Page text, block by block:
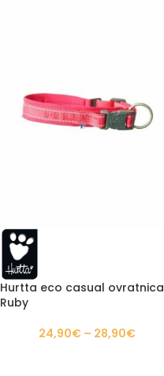
Hurtta eco casual ovratnica
Ruby
24,90€ – 28,90€